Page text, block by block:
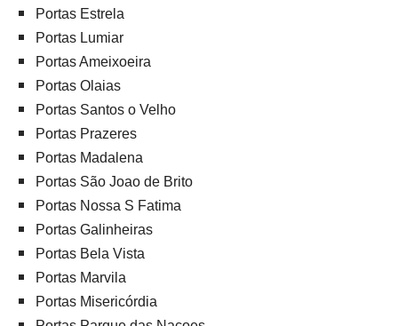
Portas Estrela
Portas Lumiar
Portas Ameixoeira
Portas Olaias
Portas Santos o Velho
Portas Prazeres
Portas Madalena
Portas São Joao de Brito
Portas Nossa S Fatima
Portas Galinheiras
Portas Bela Vista
Portas Marvila
Portas Misericórdia